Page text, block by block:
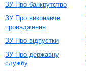
ЗУ Про банкрутство
ЗУ Про виконавче
провадження
ЗУ Про відпустки
ЗУ Про державну
службу